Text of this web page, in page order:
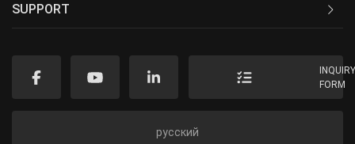
SUPPORT
FORM
русский